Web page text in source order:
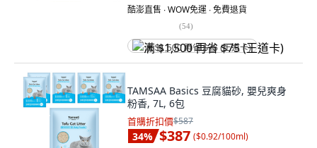
酷澎直售 ∙ WOW免運 ∙ 免費退貨
(54)
满 $1,500 再省 $75 (王道卡)
TAMSAA Basics 豆腐貓砂, 嬰兒爽身
粉香, 7L, 6包
首購折扣價$587
34% $387 ($0.92/100ml)